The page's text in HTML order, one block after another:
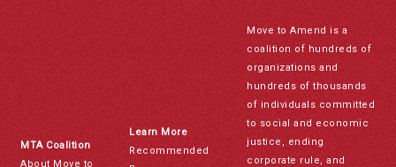
MTA Coalition
About Move to
Learn More
Recommended
Move to Amend is a
coalition of hundreds of
organizations and
hundreds of thousands
of individuals committed
to social and economic
justice, ending
corporate rule, and